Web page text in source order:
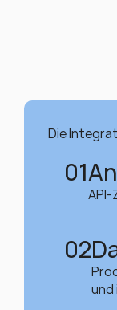
Die
01
02